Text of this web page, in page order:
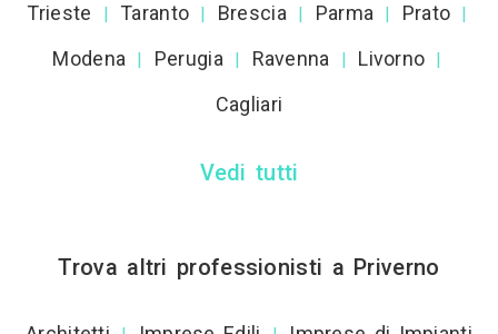
Trieste | Taranto | Brescia | Parma | Prato |
Modena | Perugia | Ravenna | Livorno |
Cagliari
Vedi tutti
Trova altri professionisti a Priverno